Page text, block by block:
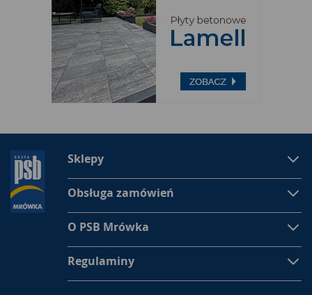
Sklepy
Obsługa zamówień
O PSB Mrówka
Regulaminy